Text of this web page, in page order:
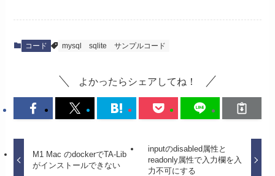
コード mysql sqlite サンプルコード
よかったらシェアしてね！
M1 Mac のdockerでTA-Lib
がインストールできない
inputのdisabled属性と
readonly属性で入力欄を入
力不可にする